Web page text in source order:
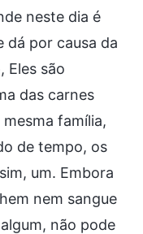
neste dia é
dá por causa da
Eles são
das carnes
família,
de tempo, os
um. Embora
nem sangue
não pode